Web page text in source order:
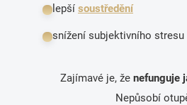
lepší soustředění
snížení subjektivního stresu
Zajímavé je, že nefunguje
Nepůsobí